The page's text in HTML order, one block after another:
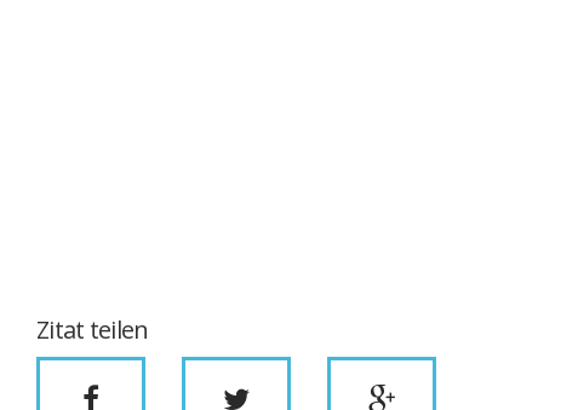
Zitat teilen